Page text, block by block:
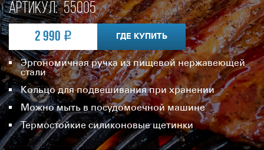
Артикул: 55005
2 990 ГДЕ КУПИТЬ
Эргономичная ручка из пищевой нержавеющей
стали
Кольцо для подвешивания при хранении
Можно мыть в посудомоечной машине
Термостойкие силиконовые щетинки